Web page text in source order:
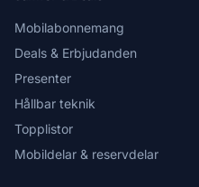
Mobilabonnemang
Deals & Erbjudanden
Presenter
Hållbar teknik
Topplistor
Mobildelar & reservdelar